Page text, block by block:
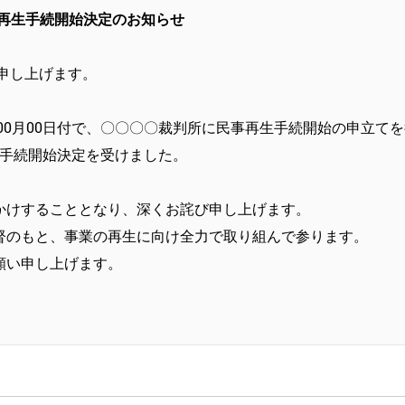
生手続開始決定のお知らせ
上げます。
月00日付で、〇〇〇〇裁判所に民事再生手続開始の申立て
開始決定を受けました。
することとなり、深くお詫び申し上げます。
もと、事業の再生に向け全力で取り組んで参ります。
申し上げます。